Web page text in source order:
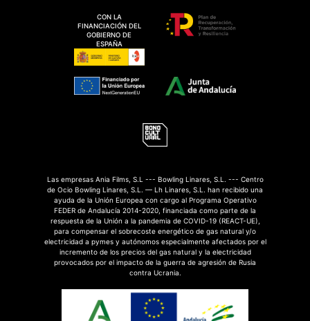
CON LA
FINANCIACIÓN DEL
GOBIERNO DE
ESPAÑA
Las empresas Ania Films, S.L --- Bowling Linares, S.L. --- Centro
de Ocio Bowling Linares, S.L. — Lh Linares, S.L. han recibido una
ayuda de la Unión Europea con cargo al Programa Operativo
FEDER de Andalucía 2014-2020, financiada como parte de la
respuesta de la Unión a la pandemia de COVID-19 (REACT-UE),
para compensar el sobrecoste energético de gas natural y/o
electricidad a pymes y autónomos especialmente afectados por el
incremento de los precios del gas natural y la electricidad
provocados por el impacto de la guerra de agresión de Rusia
contra Ucrania.